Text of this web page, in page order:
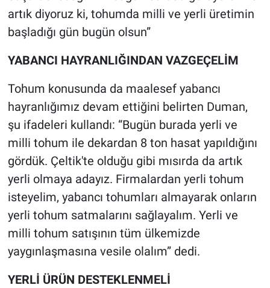
artık diyoruz ki, tohumda milli ve yerli üretimin
başladığı gün bugün olsun”
YABANCI HAYRANLIĞINDAN VAZGEÇELİM
Tohum konusunda da maalesef yabancı
hayranlığımız devam ettiğini belirten Duman,
şu ifadeleri kullandı: “Bugün burada yerli ve
milli tohum ile dekardan 8 ton hasat yapıldığını
gördük. Çeltik'te olduğu gibi mısırda da artık
yerli olmaya adayız. Firmalardan yerli tohum
isteyelim, yabancı tohumları almayarak onların
yerli tohum satmalarını sağlayalım. Yerli ve
milli tohum satışının tüm ülkemizde
yaygınlaşmasına vesile olalım” dedi.
YERLİ ÜRÜN DESTEKLENMELİ